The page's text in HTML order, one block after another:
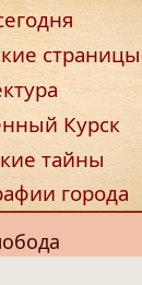
страницы
Курск
тайны
города